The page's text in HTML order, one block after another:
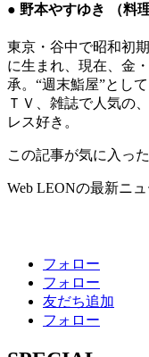
● 野本やすゆき （料
東京・谷中で昭和初
に生まれ、現在、金
承。“週末鮨屋”とし
ＴＶ、雑誌で人気の
レス好き。
この記事が気に入っ
Web LEONの最新ニ
フォロー
フォロー
友だち追加
フォロー